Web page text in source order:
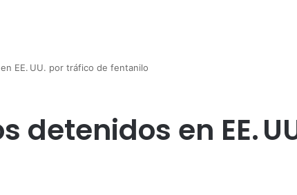
EE. UU. por tráfico de fentanilo
detenidos en EE.